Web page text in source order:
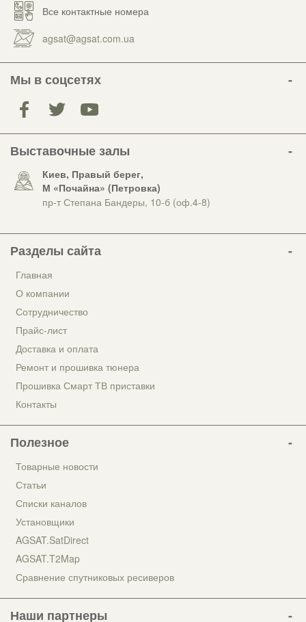
Все контактные номера
agsat@agsat.com.ua
Мы в соцсетях
Выставочные залы
Киев, Правый берег,
М «Почайна» (Петровка)
пр-т Степана Бандеры, 10-б (оф.4-8)
Разделы сайта
Главная
О компании
Сотрудничество
Прайс-лист
Доставка и оплата
Ремонт и прошивка тюнера
Прошивка Смарт ТВ приставки
Контакты
Полезное
Товарные новости
Статьи
Списки каналов
Установщики
AGSAT.SatDirect
AGSAT.T2Map
Сравнение спутниковых ресиверов
Наши партнеры